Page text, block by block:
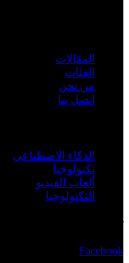
المقالات
الفئات
من نحن
اتصل بنا
الذكاء الاصطناعي
تكنولوجيا
ألعاب الفيديو
التكنولوجيا
Facebook